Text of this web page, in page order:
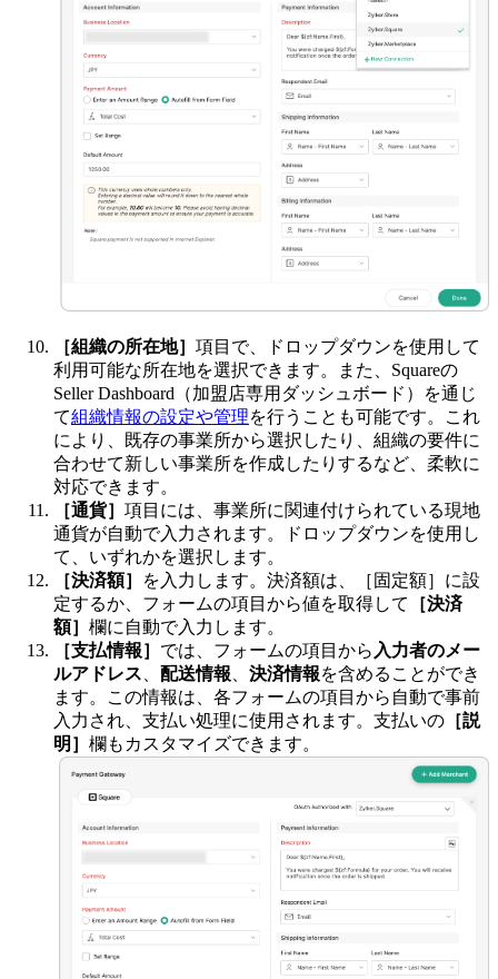
［組織の所在地］ 項目で、ドロップダウンを使用して
利用可能な所在地を選択できます。また、Squareの
Seller Dashboard（加盟店専用ダッシュボード）を通じ
て組織情報の設定や管理を行うことも可能です。これ
により、既存の事業所から選択したり、組織の要件に
合わせて新しい事業所を作成したりするなど、柔軟に
対応できます。
［通貨］ 項目には、事業所に関連付けられている現地
通貨が自動で入力されます。ドロップダウンを使用し
て、いずれかを選択します。
［決済額］
を入力します。決済額は、［固定額］に設
定するか、フォームの項目から値を取得して
［決済
額］ 欄に自動で入力します。
［支払情報］ では、フォームの項目から 入力者のメー
ルアドレス
配送情報 決済情報を含めることができ
ます。この情報は、各フォームの項目から自動で事前
入力され、支払い処理に使用されます。支払いの ［説
明］ 欄もカスタマイズできます。